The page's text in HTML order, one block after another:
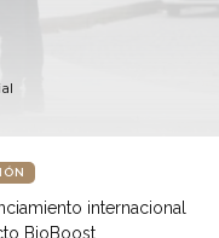
internacional
BioBoost